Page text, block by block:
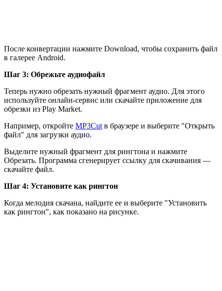
После конвертации нажмите Download, чтобы сохранить файл
в галерее Android.
Шаг 3: Обрежьте аудиофайл
Теперь нужно обрезать нужный фрагмент аудио. Для этого
используйте онлайн-сервис или скачайте приложение для
обрезки из Play Market.
Например, откройте MP3Cut в браузере и выберите "Открыть
файл" для загрузки аудио.
Выделите нужный фрагмент для рингтона и нажмите
Обрезать. Программа сгенерирует ссылку для скачивания —
скачайте файл.
Шаг 4: Установите как рингтон
Когда мелодия скачана, найдите ее и выберите "Установить
как рингтон", как показано на рисунке.